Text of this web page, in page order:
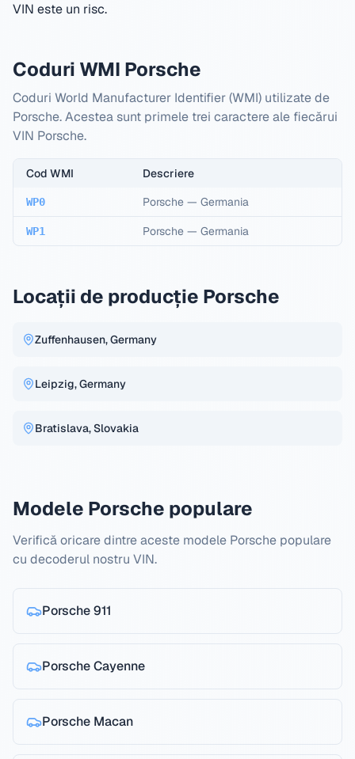
VIN este un risc.
Coduri WMI Porsche
Coduri World Manufacturer Identifier (WMI) utilizate de
Porsche. Acestea sunt primele trei caractere ale fiecărui
VIN Porsche.
Cod WMI Descriere
WP0 Porsche — Germania
WP1 Porsche — Germania
Locații de producție Porsche
Zuffenhausen, Germany
Leipzig, Germany
Bratislava, Slovakia
Modele Porsche populare
Verifică oricare dintre aceste modele Porsche populare
cu decoderul nostru VIN.
Porsche911
PorscheCayenne
Porsche Macan